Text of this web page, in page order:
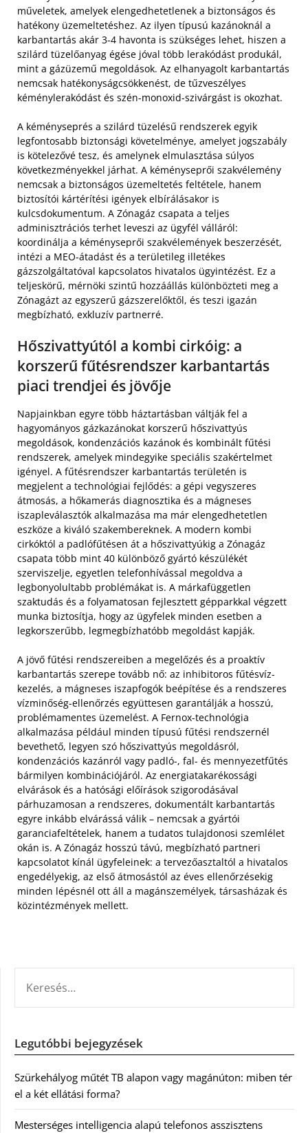
műveletek, amelyek elengedhetetlenek a biztonságos és
hatékony üzemeltetéshez. Az ilyen típusú kazánoknál a
karbantartás akár 3-4 havonta is szükséges lehet, hiszen a
szilárd tüzelőanyag égése jóval több lerakódást produkál,
mint a gázüzemű megoldások. Az elhanyagolt karbantartás
nemcsak hatékonyságcsökkenést, de tűzveszélyes
kéménylerakódást és szén-monoxid-szivárgást is okozhat.
A kéményseprés a szilárd tüzelésű rendszerek egyik
legfontosabb biztonsági követelménye, amelyet jogszabály
is kötelezővé tesz, és amelynek elmulasztása súlyos
következményekkel járhat. A kéményseprői szakvélemény
nemcsak a biztonságos üzemeltetés feltétele, hanem
biztosítói kártérítési igények elbírálásakor is
kulcsdokumentum. A Zónagáz csapata a teljes
adminisztrációs terhet leveszi az ügyfél válláról:
koordinálja a kéményseprői szakvélemények beszerzését,
intézi a MEO-átadást és a területileg illetékes
gázszolgáltatóval kapcsolatos hivatalos ügyintézést. Ez a
teljeskörű, mérnöki szintű hozzáállás különbözteti meg a
Zónagázt az egyszerű gázszerelőktől, és teszi igazán
megbízható, exkluzív partnerré.
Hőszivattyútól a kombi cirkóig: a
korszerű fűtésrendszer karbantartás
piaci trendjei és jövője
Napjainkban egyre több háztartásban váltják fel a
hagyományos gázkazánokat korszerű hőszivattyús
megoldások, kondenzációs kazánok és kombinált fűtési
rendszerek, amelyek mindegyike speciális szakértelmet
igényel. A fűtésrendszer karbantartás területén is
megjelent a technológiai fejlődés: a gépi vegyszeres
átmosás, a hőkamerás diagnosztika és a mágneses
iszapleválasztók alkalmazása ma már elengedhetetlen
eszköze a kiváló szakembereknek. A modern kombi
cirkóktól a padlófűtésen át a hőszivattyúkig a Zónagáz
csapata több mint 40 különböző gyártó készülékét
szerviszelje, egyetlen telefonhívással megoldva a
legbonyolultabb problémákat is. A márkafüggetlen
szaktudás és a folyamatosan fejlesztett gépparkkal végzett
munka biztosítja, hogy az ügyfelek minden esetben a
legkorszerűbb, legmegbízhatóbb megoldást kapják.
A jövő fűtési rendszereiben a megelőzés és a proaktív
karbantartás szerepe tovább nő: az inhibitoros fűtésvíz-
kezelés, a mágneses iszapfogók beépítése és a rendszeres
vízminőség-ellenőrzés együttesen garantálják a hosszú,
problémamentes üzemelést. A Fernox-technológia
alkalmazása például minden típusú fűtési rendszernél
bevethető, legyen szó hőszivattyús megoldásról,
kondenzációs kazánról vagy padló-, fal- és mennyezetfűtés
bármilyen kombinációjáról. Az energiatakarékossági
elvárások és a hatósági előírások szigorodásával
párhuzamosan a rendszeres, dokumentált karbantartás
egyre inkább elvárássá válik – nemcsak a gyártói
garanciafeltételek, hanem a tudatos tulajdonosi szemlélet
okán is. A Zónagáz hosszú távú, megbízható partneri
kapcsolatot kínál ügyfeleinek: a tervezőasztaltól a hivatalos
engedélyekig, az első átmosástól az éves ellenőrzésekig
minden lépésnél ott áll a magánszemélyek, társasházak és
közintézmények mellett.
Legutóbbi bejegyzések
Szürkehályog műtét TB alapon vagy magánúton: miben tér
el a két ellátási forma?
Mesterséges intelligencia alapú telefonos asszisztens